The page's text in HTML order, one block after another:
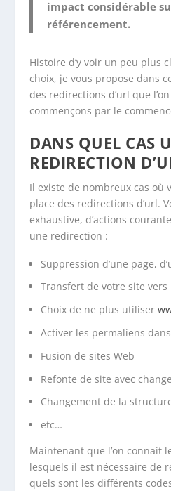
impact considérable
référencement.
Histoire d’y voir un peu plus
choix, je vous propose dans
des redirections d’url que
commençons par le
DANS QUEL CAS
REDIRECTION
Il existe de nombreux cas où
place des redirections d’url.
exhaustive, d’actions
une redirection :
Suppression d’une page,
Transfert de votre site
Choix de ne plus utiliser
Activer les permaliens
Fusion de sites Web
Refonte de site avec
Changement de la
etc…
Maintenant que l’on connait
lesquels il est nécessaire de
quels sont les différents